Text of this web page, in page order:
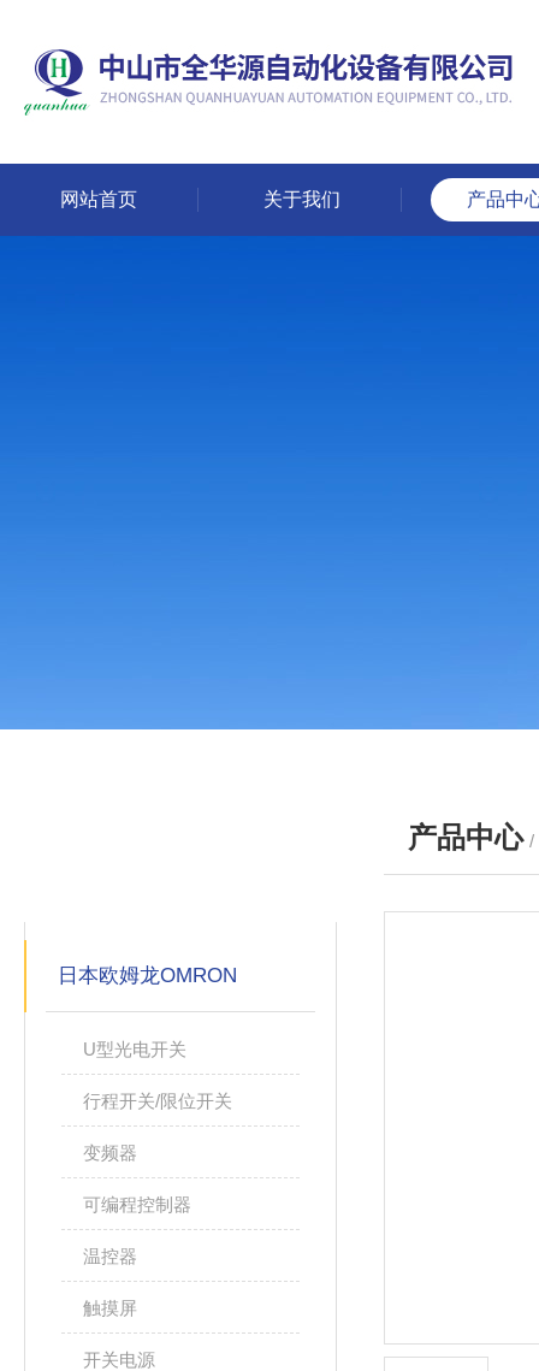
网站首页 关于我们 产品中
日本欧姆龙OMRON
U型光电开关
行程开关/限位开关
变频器
可编程控制器
温控器
触摸屏
开关电源
产品中心 /